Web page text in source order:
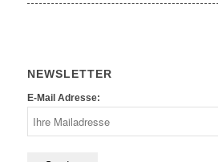
NEWSLETTER
E-Mail Adresse: